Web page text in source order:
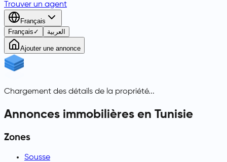
Trouver un agent
Français
Français ✓ العربية
Ajouter une annonce
Chargement des détails de la propriété...
Annonces immobilières en Tunisie
Zones
Sousse